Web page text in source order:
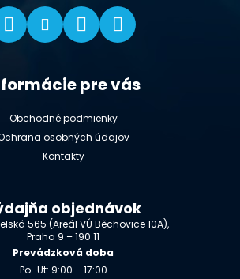
pre vás
Obchodné podmienky
osobných údajov
Kontakty
objednávok
565 (Areál VÚ Běchovice 10A),
Praha 9 – 190 11
Prevádzková doba
Po–Ut: 9:00 – 17:00